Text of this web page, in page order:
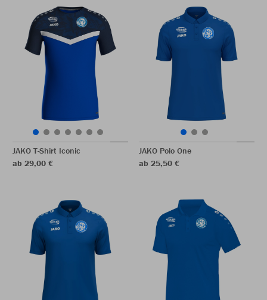
JAKO T-Shirt Iconic
ab 29,00 €
JAKO Polo One
ab 25,50 €